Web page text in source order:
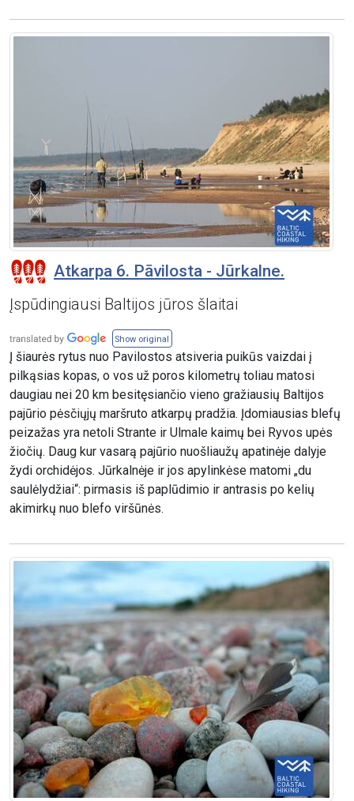
Atkarpa 6. Pāvilosta - Jūrkalne.
Įspūdingiausi Baltijos jūros šlaitai
Show original
Į šiaurės rytus nuo Pavilostos atsiveria puikūs vaizdai į
pilkąsias kopas, o vos už poros kilometrų toliau matosi
daugiau nei 20 km besitęsiančio vieno gražiausių Baltijos
pajūrio pėsčiųjų maršruto atkarpų pradžia. Įdomiausias blefų
peizažas yra netoli Strante ir Ulmale kaimų bei Ryvos upės
žiočių. Daug kur vasarą pajūrio nuošliaužų apatinėje dalyje
žydi orchidėjos. Jūrkalnėje ir jos apylinkėse matomi „du
saulėlydžiai“: pirmasis iš paplūdimio ir antrasis po kelių
akimirkų nuo blefo viršūnės.